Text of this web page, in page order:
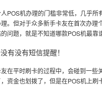
POS机办理的门槛非常低，几乎所
。但对于众多新手卡友在首次办理
问题，就是不知道哪款POS机最靠
有没有短信提醒！
在平时刷卡的过程中，会碰到一些
资金也划拨了，但是在POS机上刷